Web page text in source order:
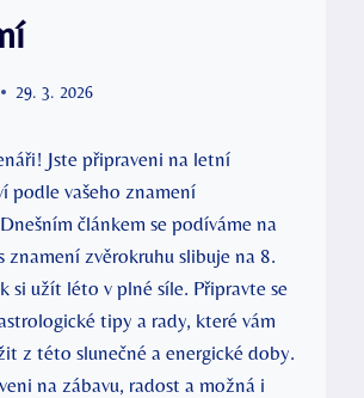
29. 3. 2026
Jste připraveni na letní
podle vašeho znamení
článkem se podíváme na
znamení zvěrokruhu slibuje na 8.
si užít léto v plné síle. Připravte se
tipy a rady, které vám
z této slunečné a energické doby.
na zábavu, radost a možná i